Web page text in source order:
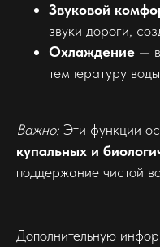
Звуковой
звуки дороги,
Охлаждение —
температуру воды.
Важно: Эти функции
купальных и
поддержание чистой
Дополнительную